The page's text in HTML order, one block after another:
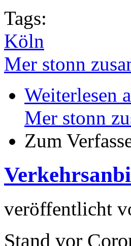
Tags:
Köln
Mer stonn
Weiterlesen
Mer stonn
Zum
veröffentlicht
Stand vor